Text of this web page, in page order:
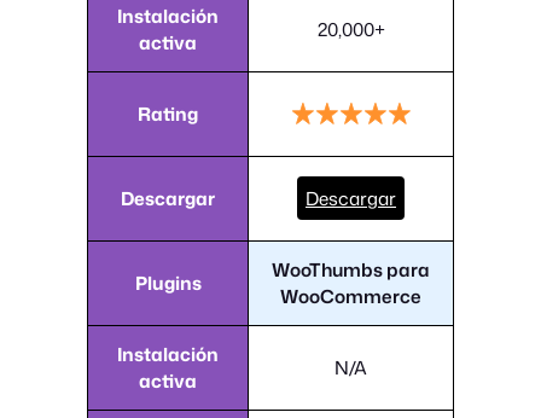
Instalación
activa
20,000+
Rating
Descargar Descargar
Plugins
WooThumbs para
WooCommerce
Instalación
activa
N/A